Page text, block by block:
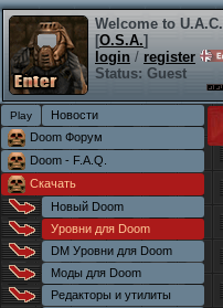
Welcome to U.A.C.
[O.S.A.]
login / register
Status: Guest
Новости
Doom Форум
Doom - F.A.Q.
Скачать
Новый Doom
Уровни для Doom
DM Уровни для Doom
Моды для Doom
Редакторы и утилиты